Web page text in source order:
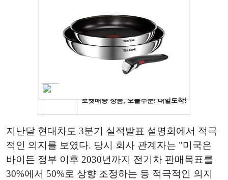
지난달 현대차도 3분기 실적발표 설명회에서 적극
적인 의지를 보였다. 당시 회사 관계자는 "미국은
바이든 정부 이후 2030년까지 전기차 판매목표를
30%에서 50%로 상향 조정하는 등 적극적인 의지